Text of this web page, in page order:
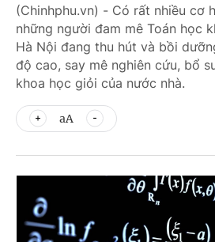
(Chinhphu.vn) - Có rất nhiều cơ
những người đam mê Toán học
Hà Nội đang thu hút và bồi
độ cao, say mê nghiên cứu, bổ
khoa học giỏi của nước nhà.
aA